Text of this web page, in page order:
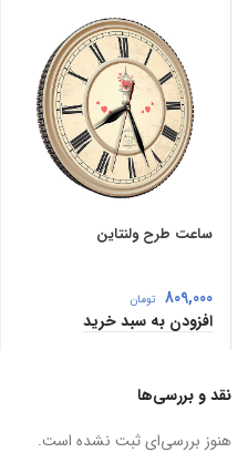
ساعت طرح ولنتاین
809,000 تومان
افزودن به سبد خرید
نقد و بررسی‌ها
هنوز بررسی‌ای ثبت نشده است.